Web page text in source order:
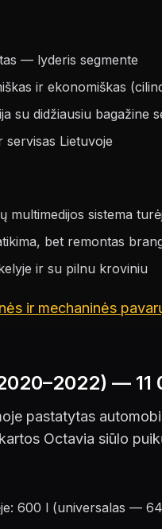
— lyderis segmente
ir ekonomiškas
su didžiausiu bagažine
servisas Lietuvoje
multimedijos sistema
bet remontas
ir su pilnu kroviniu
ir mechaninės
— 11
pastatytas
Octavia siūlo
600 l (universalas —